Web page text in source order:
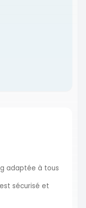
adaptée à tous
sécurisé et